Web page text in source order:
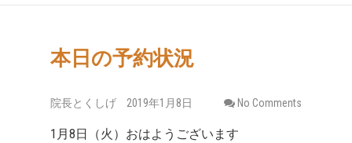
本日の予約状況
院長とくしげ 2019年1月8日 No Comments
1月8日（火）おはようございます